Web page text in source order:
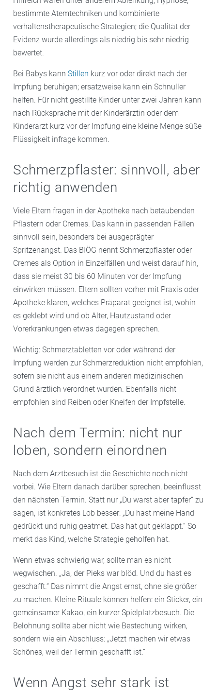
bestimmte Atemtechniken und kombinierte
verhaltenstherapeutische Strategien; die Qualität der
Evidenz wurde allerdings als niedrig bis sehr niedrig
bewertet.
Bei Babys kann Stillen kurz vor oder direkt nach der
Impfung beruhigen; ersatzweise kann ein Schnuller
helfen. Für nicht gestillte Kinder unter zwei Jahren kann
nach Rücksprache mit der Kinderärztin oder dem
Kinderarzt kurz vor der Impfung eine kleine Menge süße
Flüssigkeit infrage kommen.
Schmerzpflaster: sinnvoll, aber
richtig anwenden
Viele Eltern fragen in der Apotheke nach betäubenden
Pflastern oder Cremes. Das kann in passenden Fällen
sinnvoll sein, besonders bei ausgeprägter
Spritzenangst. Das BIÖG nennt Schmerzpflaster oder
Cremes als Option in Einzelfällen und weist darauf hin,
dass sie meist 30 bis 60 Minuten vor der Impfung
einwirken müssen. Eltern sollten vorher mit Praxis oder
Apotheke klären, welches Präparat geeignet ist, wohin
es geklebt wird und ob Alter, Hautzustand oder
Vorerkrankungen etwas dagegen sprechen.
Wichtig: Schmerztabletten vor oder während der
Impfung werden zur Schmerzreduktion nicht empfohlen,
sofern sie nicht aus einem anderen medizinischen
Grund ärztlich verordnet wurden. Ebenfalls nicht
empfohlen sind Reiben oder Kneifen der Impfstelle.
Nach dem Termin: nicht nur
loben, sondern einordnen
Nach dem Arztbesuch ist die Geschichte noch nicht
vorbei. Wie Eltern danach darüber sprechen, beeinflusst
den nächsten Termin. Statt nur „Du warst aber tapfer“ zu
sagen, ist konkretes Lob besser: „Du hast meine Hand
gedrückt und ruhig geatmet. Das hat gut geklappt.“ So
merkt das Kind, welche Strategie geholfen hat.
Wenn etwas schwierig war, sollte man es nicht
wegwischen. „Ja, der Pieks war blöd. Und du hast es
geschafft.“ Das nimmt die Angst ernst, ohne sie größer
zu machen. Kleine Rituale können helfen: ein Sticker, ein
gemeinsamer Kakao, ein kurzer Spielplatzbesuch. Die
Belohnung sollte aber nicht wie Bestechung wirken,
sondern wie ein Abschluss: „Jetzt machen wir etwas
Schönes, weil der Termin geschafft ist.“
Wenn Angst sehr stark ist